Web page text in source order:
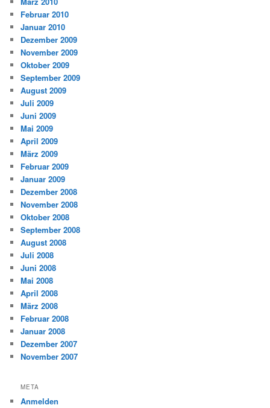
Februar 2010
Januar 2010
Dezember 2009
November 2009
Oktober 2009
September 2009
August 2009
Juli 2009
Juni 2009
Mai 2009
April 2009
März 2009
Februar 2009
Januar 2009
Dezember 2008
November 2008
Oktober 2008
September 2008
August 2008
Juli 2008
Juni 2008
Mai 2008
April 2008
März 2008
Februar 2008
Januar 2008
Dezember 2007
November 2007
META
Anmelden